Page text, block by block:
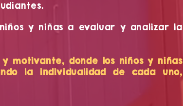
y niñas a evaluar y analizar la
motivante, donde los niños y niñas
la individualidad de cada uno,